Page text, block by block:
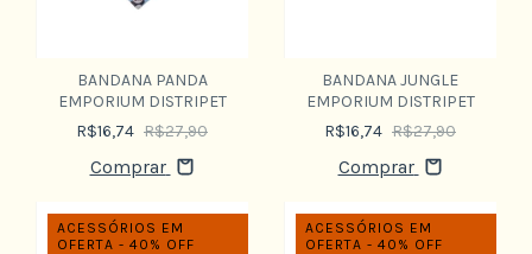
BANDANA PANDA
EMPORIUM DISTRIPET
R$16,74 R$27,90
Comprar
BANDANA JUNGLE
EMPORIUM DISTRIPET
R$16,74 R$27,90
Comprar
ACESSÓRIOS EM
OFERTA - 40% OFF
ACESSÓRIOS EM
OFERTA - 40% OFF